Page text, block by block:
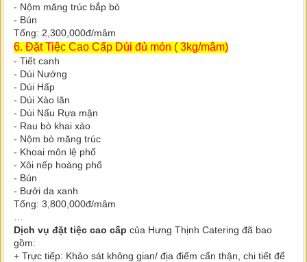
- Nộm măng trúc bắp bò
- Bún
Tổng: 2,300,000đ/mâm
6. Đặt Tiệc Cao Cấp Dúi đủ món ( 3kg/mâm)
- Tiết canh
- Dúi Nướng
- Dúi Hấp
- Dúi Xào lăn
- Dúi Nấu Rựa mận
- Rau bò khai xào
- Nộm bò măng trúc
- Khoai môn lệ phố
- Xôi nếp hoàng phố
- Bún
- Bưởi da xanh
Tổng: 3,800,000đ/mâm
Dịch vụ đặt tiệc cao cấp của Hưng Thịnh Catering đã bao
gồm:
+ Trực tiếp: Khảo sát không gian/ địa điểm cẩn thận, chi tiết để